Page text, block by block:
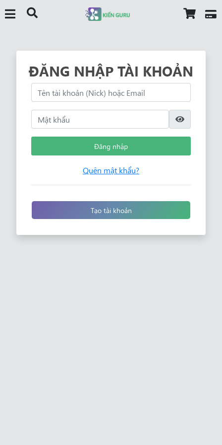
ĐĂNG NHẬP TÀI KHOẢN
Đăng nhập
Quên mật khẩu?
Tạo tài khoản